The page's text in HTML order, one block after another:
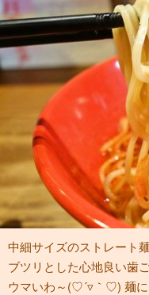
中細サイズのストレート
ブツリとした心地良い歯
ウマいわ～(♡´▿｀♡) 麺